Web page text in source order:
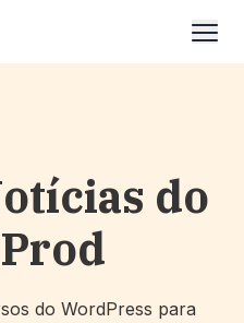
do
do WordPress para